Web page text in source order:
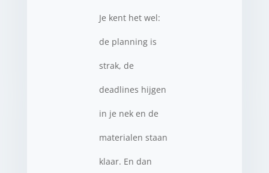
Je kent het wel:
de planning is
strak, de
deadlines hijgen
in je nek en de
materialen staan
klaar. En dan